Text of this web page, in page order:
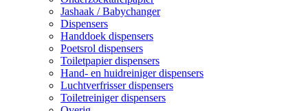
Jashaak / Babychanger
Dispensers
Handdoek dispensers
Poetsrol dispensers
Toiletpapier dispensers
Hand- en huidreiniger dispensers
Luchtverfrisser dispensers
Toiletreiniger dispensers